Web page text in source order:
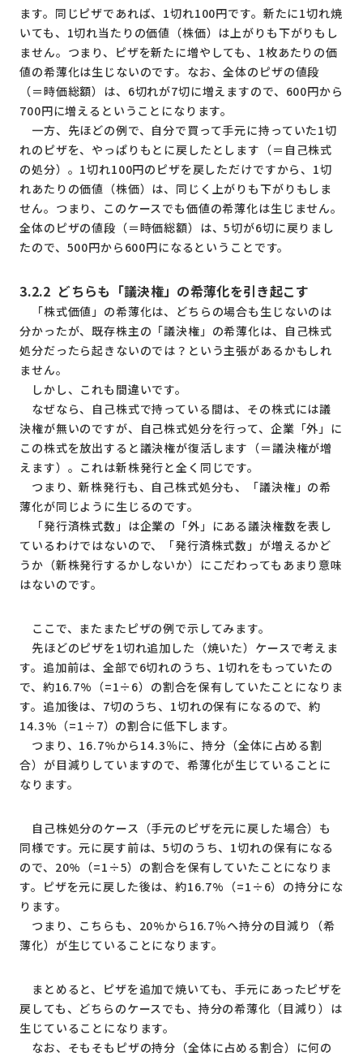
ます。同じピザであれば、1切れ100円です。新たに1切れ焼
いても、1切れ当たりの価値（株価）は上がりも下がりもし
ません。つまり、ピザを新たに増やしても、1枚あたりの価
値の希薄化は生じないのです。なお、全体のピザの値段
（＝時価総額）は、6切れが7切に増えますので、600円から
700円に増えるということになります。
一方、先ほどの例で、自分で買って手元に持っていた1切
れのピザを、やっぱりもとに戻したとします（＝自己株式
の処分）。1切れ100円のピザを戻しただけですから、1切
れあたりの価値（株価）は、同じく上がりも下がりもしま
せん。つまり、このケースでも価値の希薄化は生じません。
全体のピザの値段（＝時価総額）は、5切が6切に戻りまし
たので、500円から600円になるということです。
3.2.2 どちらも「議決権」の希薄化を引き起こす
「株式価値」の希薄化は、どちらの場合も生じないのは
分かったが、既存株主の「議決権」の希薄化は、自己株式
処分だったら起きないのでは？という主張があるかもしれ
ません。
しかし、これも間違いです。
なぜなら、自己株式で持っている間は、その株式には議
決権が無いのですが、自己株式処分を行って、企業「外」に
この株式を放出すると議決権が復活します（＝議決権が増
えます）。これは新株発行と全く同じです。
つまり、新株発行も、自己株式処分も、「議決権」の希
薄化が同じように生じるのです。
「発行済株式数」は企業の「外」にある議決権数を表し
ているわけではないので、「発行済株式数」が増えるかど
うか（新株発行するかしないか）にこだわってもあまり意味
はないのです。
ここで、またまたピザの例で示してみます。
先ほどのピザを1切れ追加した（焼いた）ケースで考えま
す。追加前は、全部で6切れのうち、1切れをもっていたの
で、約16.7%（=1÷6）の割合を保有していたことになりま
す。追加後は、7切のうち、1切れの保有になるので、約
14.3%（=1÷7）の割合に低下します。
つまり、16.7%から14.3％に、持分（全体に占める割
合）が目減りしていますので、希薄化が生じていることに
なります。
自己株処分のケース（手元のピザを元に戻した場合）も
同様です。元に戻す前は、5切のうち、1切れの保有になる
ので、20%（=1÷5）の割合を保有していたことになりま
す。ピザを元に戻した後は、約16.7%（=1÷6）の持分にな
ります。
つまり、こちらも、20%から16.7％へ持分の目減り（希
薄化）が生じていることになります。
まとめると、ピザを追加で焼いても、手元にあったピザを
戻しても、どちらのケースでも、持分の希薄化（目減り）は
生じていることになります。
なお、そもそもピザの持分（全体に占める割合）に何の